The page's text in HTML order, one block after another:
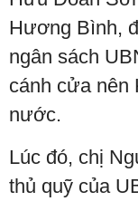
Hương Bình,
ngân sách
cánh cửa nên
nước.
Lúc đó, chị
thủ quỹ của